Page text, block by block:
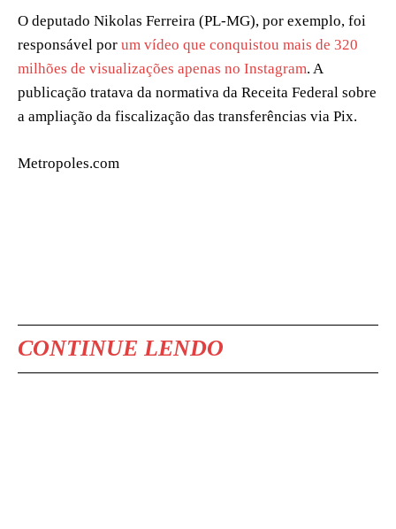
O deputado Nikolas Ferreira (PL-MG), por exemplo, foi
responsável por um vídeo que conquistou mais de 320
milhões de visualizações apenas no Instagram. A
publicação tratava da normativa da Receita Federal sobre
a ampliação da fiscalização das transferências via Pix.
Metropoles.com
CONTINUE LENDO